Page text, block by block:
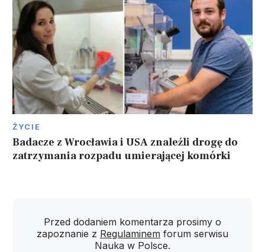
ŻYCIE
Badacze z Wrocławia i USA znaleźli drogę do
zatrzymania rozpadu umierającej komórki
Przed dodaniem komentarza prosimy o
zapoznanie z Regulaminem forum serwisu
Nauka w Polsce.